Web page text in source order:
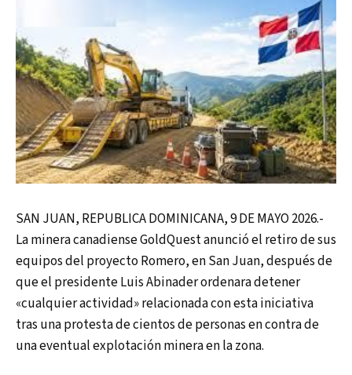
SAN JUAN, REPUBLICA DOMINICANA, 9 DE MAYO 2026.-
La minera canadiense GoldQuest anunció el retiro de sus
equipos del proyecto Romero, en San Juan, después de
que el presidente Luis Abinader ordenara detener
«cualquier actividad» relacionada con esta iniciativa
tras una protesta de cientos de personas en contra de
una eventual explotación minera en la zona.